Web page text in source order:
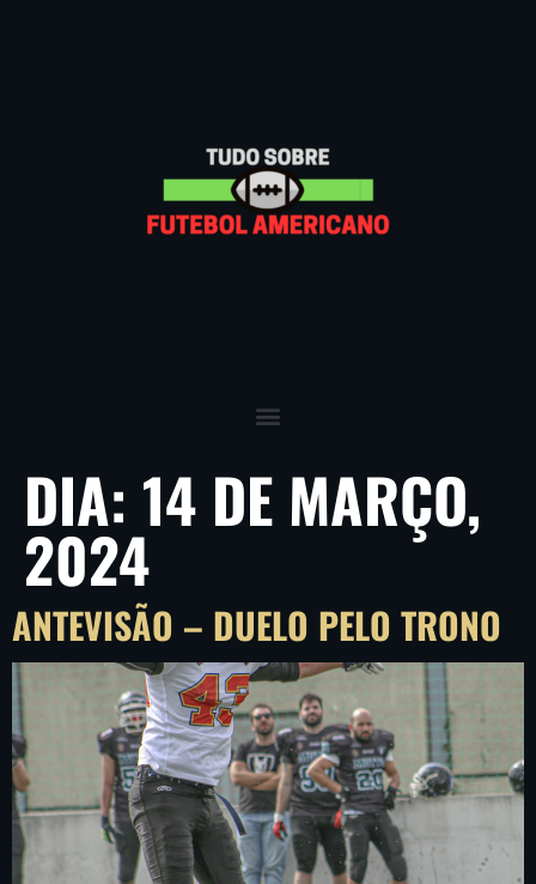
DIA: 14 DE MARÇO,
2024
ANTEVISÃO – DUELO PELO TRONO